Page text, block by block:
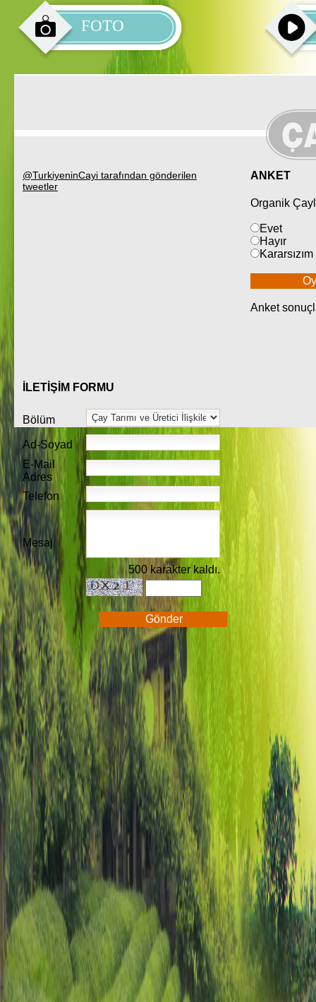
FOTO
@TurkiyeninCayi tarafından gönderilen
tweetler
ANKET
Organik
Evet
Hayır
Kararsızım
Anket
İLETİŞİM FORMU
Bölüm
Ad-Soyad
E-Mail
Adres
Telefon
Mesaj
500 karakter kaldı.